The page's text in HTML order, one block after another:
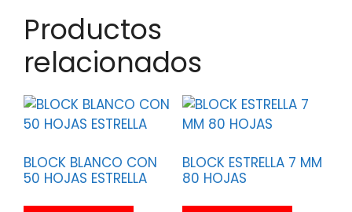
Productos
relacionados
BLOCK BLANCO CON
50 HOJAS ESTRELLA
BLOCK ESTRELLA 7 MM
80 HOJAS